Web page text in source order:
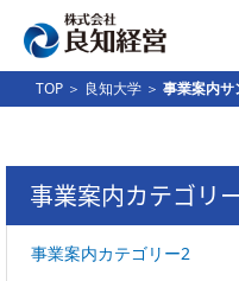
TOP ＞ 良知大学 ＞ 事業案内サ
事業案内カテゴリ
事業案内カテゴリー2